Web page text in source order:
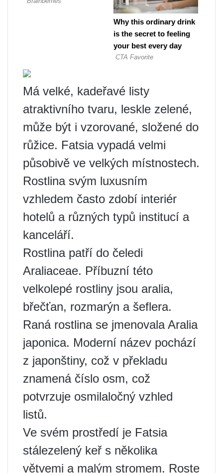
Má velké, kadeřavé listy
atraktivního tvaru, leskle zelené,
může být i vzorované, složené do
růžice. Fatsia vypadá velmi
působivě ve velkých místnostech.
Rostlina svým luxusním
vzhledem často zdobí interiér
hotelů a různých typů institucí a
kanceláří.
Rostlina patří do čeledi
Araliaceae. Příbuzní této
velkolepé rostliny jsou aralia,
břečťan, rozmarýn a šeflera.
Raná rostlina se jmenovala Aralia
japonica. Moderní název pochází
z japonštiny, což v překladu
znamená číslo osm, což
potvrzuje osmilaločný vzhled
listů.
Ve svém prostředí je Fatsia
stálezelený keř s několika
větvemi a malým stromem. Roste